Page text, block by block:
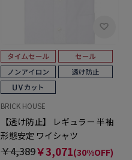
BRICK HOUSE
【透け防止】 レギュラー 半袖
形態安定 ワイシャツ
￥4,389￥3,071(30%OFF)